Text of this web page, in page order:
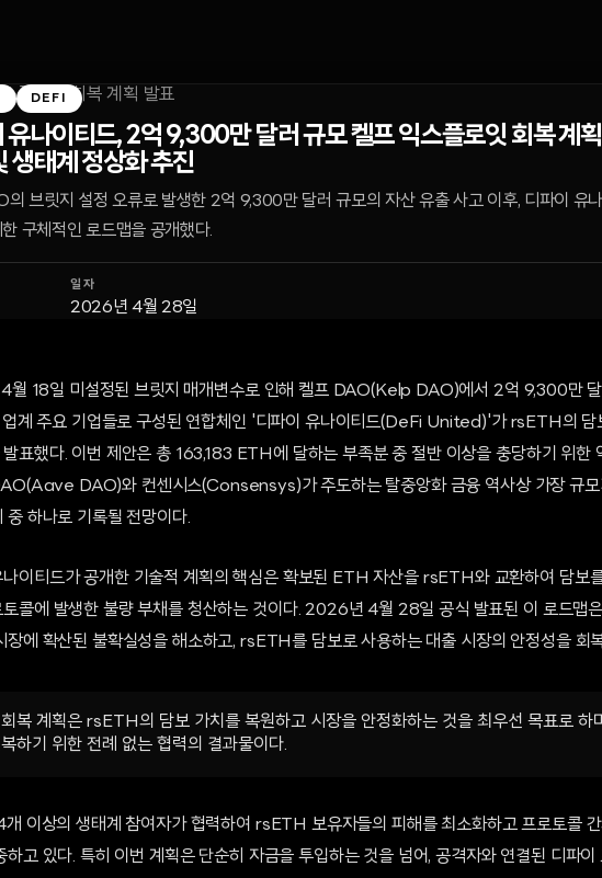
DEFI
유나이티드, 2억 9,300만 달러 규모 켈프 익스플로잇 회복 계
생태계 정상화 추진
의 브릿지 설정 오류로 발생한 2억 9,300만 달러 규모의 자산 유출 사고 이후, 디파이 유
구체적인 로드맵을 공개했다.
일자
2026년 4월 28일
18일 미설정된 브릿지 매개변수로 인해 켈프 DAO(Kelp DAO)에서 2억 9,300만
계 주요 기업들로 구성된 연합체인 '디파이 유나이티드(DeFi United)'가 rsETH의 담
표했다. 이번 제안은 총 163,183 ETH에 달하는 부족분 중 절반 이상을 충당하기 위한
DAO)와 컨센시스(Consensys)가 주도하는 탈중앙화 금융 역사상 가장 규모
중 하나로 기록될 전망이다.
나이티드가 공개한 기술적 계획의 핵심은 확보된 ETH 자산을 rsETH와 교환하여 담보
토콜에 발생한 불량 부채를 청산하는 것이다. 2026년 4월 28일 공식 발표된 이 로드맵
장에 확산된 불확실성을 해소하고, rsETH를 담보로 사용하는 대출 시장의 안정성을 회
복 계획은 rsETH의 담보 가치를 복원하고 시장을 안정화하는 것을 최우선 목표로 하
하기 위한 전례 없는 협력의 결과물이다.
개 이상의 생태계 참여자가 협력하여 rsETH 보유자들의 피해를 최소화하고 프로토콜
하고 있다. 특히 이번 계획은 단순히 자금을 투입하는 것을 넘어, 공격자와 연결된 디파